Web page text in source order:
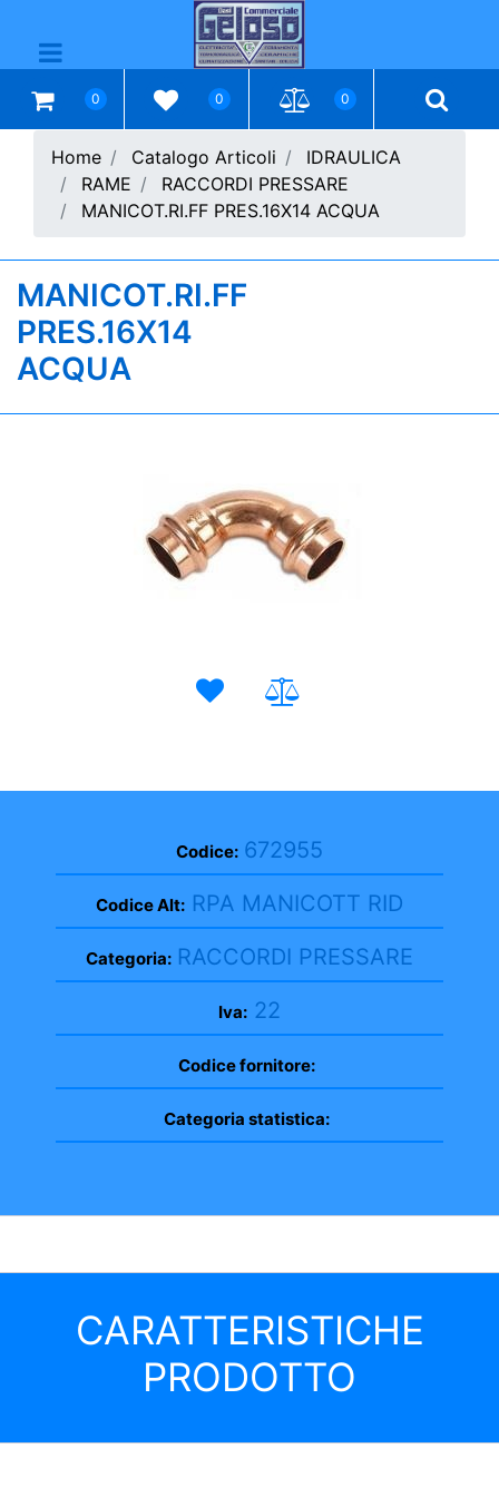
Open menu
0 0 0
Home Catalogo Articoli
IDRAULICA
RAME
RACCORDI PRESSARE
MANICOT.RI.FF PRES.16X14 ACQUA
MANICOT.RI.FF
PRES.16X14
ACQUA
Codice: 672955
Codice Alt: RPA MANICOTT RID
Categoria: RACCORDI PRESSARE
Iva: 22
Codice fornitore:
Categoria statistica:
CARATTERISTICHE
PRODOTTO